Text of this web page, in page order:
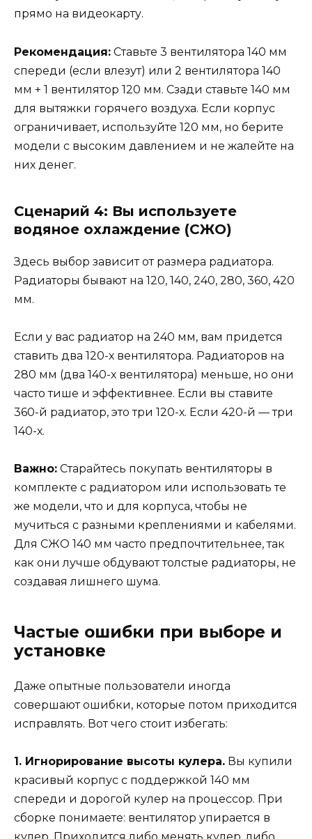
прямо на видеокарту.
Рекомендация: Ставьте 3 вентилятора 140 мм
спереди (если влезут) или 2 вентилятора 140
мм + 1 вентилятор 120 мм. Сзади ставьте 140 мм
для вытяжки горячего воздуха. Если корпус
ограничивает, используйте 120 мм, но берите
модели с высоким давлением и не жалейте на
них денег.
Сценарий 4: Вы используете
водяное охлаждение (СЖО)
Здесь выбор зависит от размера радиатора.
Радиаторы бывают на 120, 140, 240, 280, 360, 420
мм.
Если у вас радиатор на 240 мм, вам придется
ставить два 120-х вентилятора. Радиаторов на
280 мм (два 140-х вентилятора) меньше, но они
часто тише и эффективнее. Если вы ставите
360-й радиатор, это три 120-х. Если 420-й — три
140-х.
Важно: Старайтесь покупать вентиляторы в
комплекте с радиатором или использовать те
же модели, что и для корпуса, чтобы не
мучиться с разными креплениями и кабелями.
Для СЖО 140 мм часто предпочтительнее, так
как они лучше обдувают толстые радиаторы, не
создавая лишнего шума.
Частые ошибки при выборе и
установке
Даже опытные пользователи иногда
совершают ошибки, которые потом приходится
исправлять. Вот чего стоит избегать:
1. Игнорирование высоты кулера. Вы купили
красивый корпус с поддержкой 140 мм
спереди и дорогой кулер на процессор. При
сборке понимаете: вентилятор упирается в